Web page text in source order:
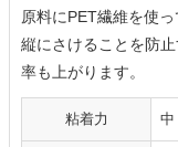
原料にPET繊維を使
縦にさけることを防止
率も上がります。
粘着力 中